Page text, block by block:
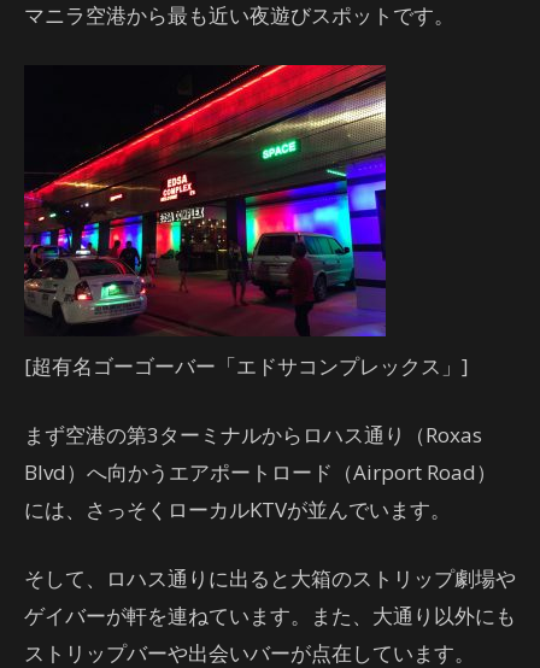
マニラ空港から最も近い夜遊びスポットです。
[超有名ゴーゴーバー「エドサコンプレックス」]
まず空港の第3ターミナルからロハス通り（Roxas
Blvd）へ向かうエアポートロード（Airport Road）
には、さっそくローカルKTVが並んでいます。
そして、ロハス通りに出ると大箱のストリップ劇場や
ゲイバーが軒を連ねています。また、大通り以外にも
ストリップバーや出会いバーが点在しています。